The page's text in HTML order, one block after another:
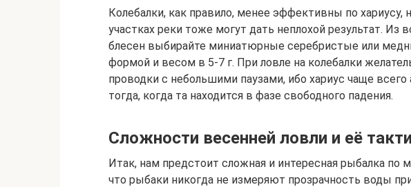
Колебалки, как правило, менее эффективны по хариусу,
участках реки тоже могут дать неплохой результат. Из
блесен выбирайте миниатюрные серебристые или
формой и весом в 5-7 г. При ловле на колебалки
проводки с небольшими паузами, ибо хариус чаще
тогда, когда та находится в фазе свободного падения.
Сложности весенней ловли и её
Итак, нам предстоит сложная и интересная рыбалка по
что рыбаки никогда не измеряют прозрачность воды